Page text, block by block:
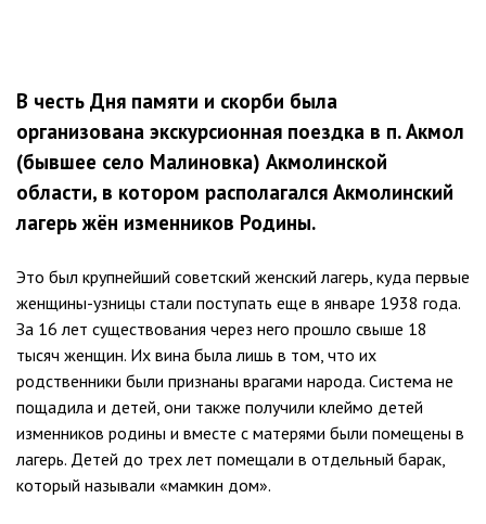
В честь Дня памяти и скорби была
организована экскурсионная поездка в п. Акмол
(бывшее село Малиновка) Акмолинской
области, в котором располагался Акмолинский
лагерь жён изменников Родины.
Это был крупнейший советский женский лагерь, куда первые
женщины-узницы стали поступать еще в январе 1938 года.
За 16 лет существования через него прошло свыше 18
тысяч женщин. Их вина была лишь в том, что их
родственники были признаны врагами народа. Система не
пощадила и детей, они также получили клеймо детей
изменников родины и вместе с матерями были помещены в
лагерь. Детей до трех лет помещали в отдельный барак,
который называли «мамкин дом».